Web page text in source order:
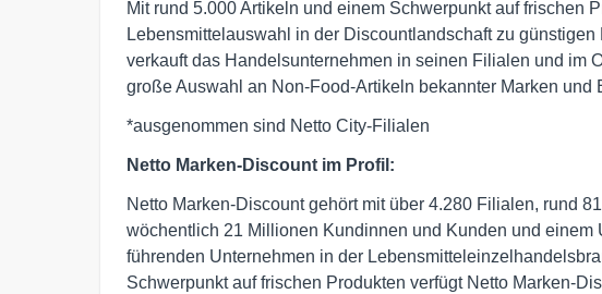
Mit rund 5.000 Artikeln und einem Schwerpunkt auf frischen
Lebensmittelauswahl in der Discountlandschaft zu
verkauft das Handelsunternehmen in seinen Filialen und im
große Auswahl an Non-Food-Artikeln bekannter Marken und
*ausgenommen sind Netto City-Filialen
Netto Marken-Discount im Profil:
Netto Marken-Discount gehört mit über 4.280 Filialen, rund
wöchentlich 21 Millionen Kundinnen und Kunden und einem
führenden Unternehmen in der
Schwerpunkt auf frischen Produkten verfügt Netto Marken-